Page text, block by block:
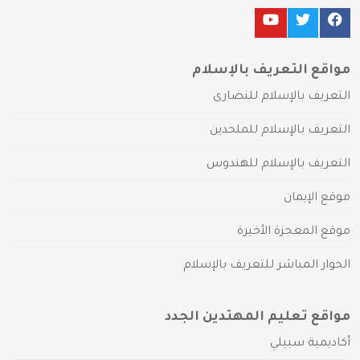
مواقع التعريف بالإسلام
التعريف بالإسلام للنصارى
التعريف بالإسلام للملحدين
التعريف بالإسلام للهندوس
موقع الإيمان
موقع المعجزة الأخيرة
الحوار المباشر للتعريف بالإسلام
مواقع تعليم المهتدين الجدد
أكاديمية سبيلي